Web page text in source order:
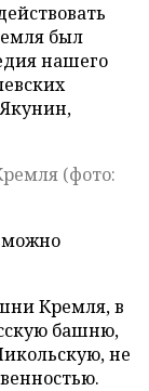
был
нашего
(фото:
можно
Кремля, в
башню,
не